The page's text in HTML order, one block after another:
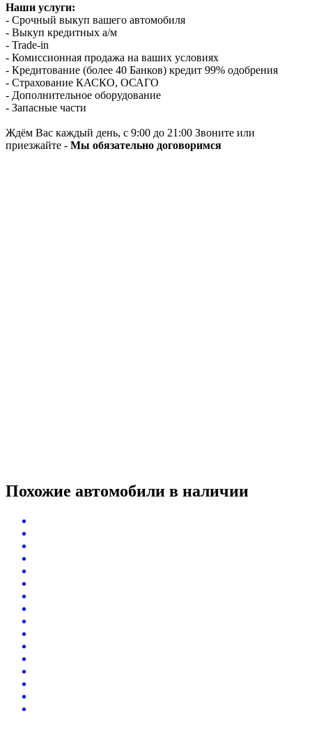
Наши услуги:
- Срочный выкуп вашего автомобиля
- Выкуп кредитных а/м
- Trade-in
- Комиссионная продажа на ваших условиях
- Кредитование (более 40 Банков) кредит 99% одобрения
- Страхование КАСКО, ОСАГО
- Дополнительное оборудование
- Запасные части
Ждём Вас каждый день, с 9:00 до 21:00 Звоните или
приезжайте - Мы обязательно договоримся
Похожие автомобили в наличии